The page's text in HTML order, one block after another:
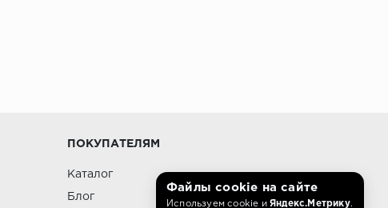
но имеют низкую пластичность и
ПОКУПАТЕЛЯМ
Каталог
Блог
Файлы cookie на сайте
Используем cookie и Яндекс.Метрику.